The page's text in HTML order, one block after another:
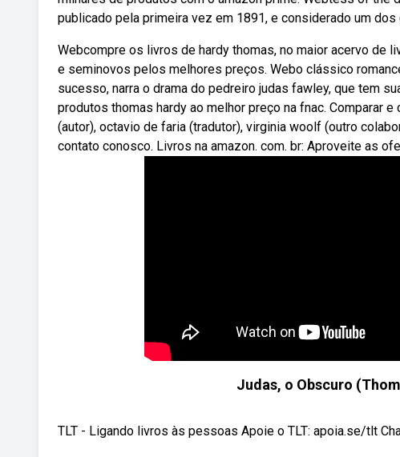
publicado pela primeira vez em 1891, e considerado um
Webcompre os livros de hardy thomas, no maior acervo de
e seminovos pelos melhores preços. Webo clássico
sucesso, narra o drama do pedreiro judas fawley, que tem
produtos thomas hardy ao melhor preço na fnac. Comparar
(autor), octavio de faria (tradutor), virginia woolf (outro
contato conosco. Livros na amazon. com. br: Aproveite as
Judas, o Obscuro
TLT - Ligando livros às pessoas Apoie o TLT: apoia.se/tlt